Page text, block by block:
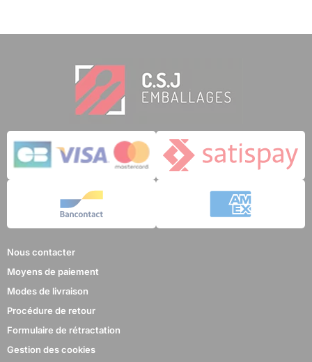
Nous contacter
Moyens de paiement
Modes de livraison
Procédure de retour
Formulaire de rétractation
Gestion des cookies